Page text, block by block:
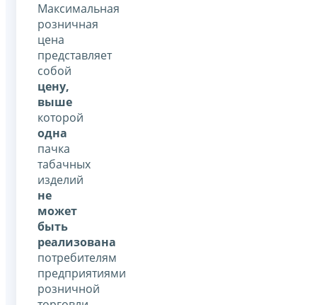
Максимальная
розничная
цена
представляет
собой
цену,
выше
которой
одна
пачка
табачных
изделий
не
может
быть
реализована
потребителям
предприятиями
розничной